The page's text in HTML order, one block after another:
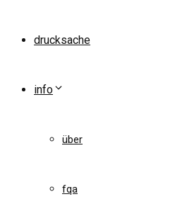
drucksache
info
über
fqa